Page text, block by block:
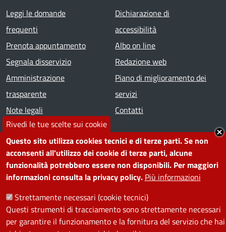
Rivedi le tue scelte sui cookie
Questo sito utilizza cookies tecnici e di terze parti. Se non
acconsenti all'utilizzo dei cookie di terze parti, alcune
funzionalità potrebbero essere non disponibili. Per maggiori
informazioni consulta la privacy policy. Più informazioni
Strettamente necessari (cookie tecnici)
Questi strumenti di tracciamento sono strettamente necessari
per garantire il funzionamento e la fornitura del servizio che hai
Footer menu
Leggi le domande
frequenti
Prenota appuntamento
Segnala disservizio
Amministrazione
trasparente
Note legali
Dichiarazione di
accessibilità
Albo on line
Redazione web
Piano di miglioramento dei
servizi
Contatti
SEGUICI SU
Facebook
Instagram
YouTubeTelegram
WhatsApp
TwitterLinkedin
PRIVACY
Useful links section
La Privacy nel Comune